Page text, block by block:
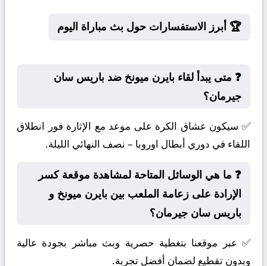
🏆 أبرز الاستفسارات حول بث مباراة اليوم
❓ متى يبدأ لقاء بايرن ميونخ ضد باريس سان
جيرمان؟
✅ سيكون عشاق الكرة على موعد مع الإثارة فور انطلاق
اللقاء في دوري أبطال اوروبا – نصف النهائي الليلة.
❓ ما هي الوسائل المتاحة لمشاهدة موقعة كسر
الإرادة على زعامة الملعب بين بايرن ميونخ و
باريس سان جيرمان؟
✅ عبر موقعنا بتغطية حصرية وبث مباشر بجودة عالية
وبدون تقطيع لضمان أفضل تجربة.